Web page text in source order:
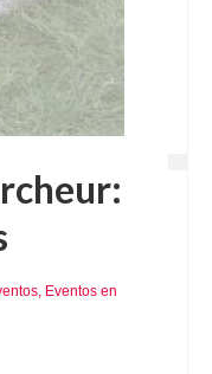
, Eventos en